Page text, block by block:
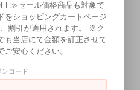
この商品を友達に教
える
この商品について問
い合わせる
セール価格商品も対象で
をショッピングカートページ
割引が適用されます。 ※ク
も当店にて金額を訂正させて
ご安心ください。
ンコード